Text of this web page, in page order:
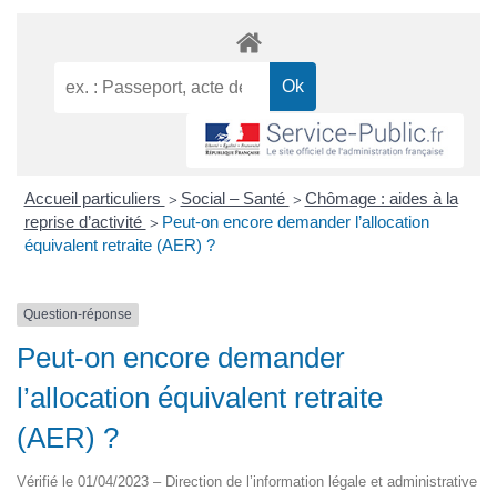
Accueil particuliers > Social – Santé > Chômage : aides à la
reprise d’activité > Peut-on encore demander l’allocation
équivalent retraite (AER) ?
Question-réponse
Peut-on encore demander
l’allocation équivalent retraite
(AER) ?
Vérifié le 01/04/2023 – Direction de l’information légale et administrative